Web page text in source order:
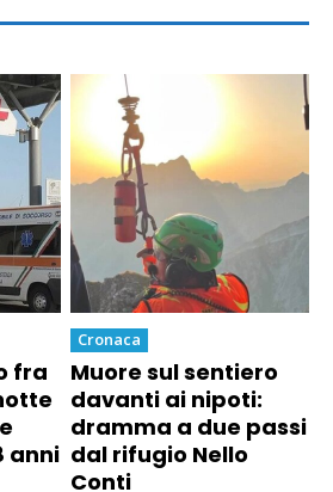
fra
anni
Cronaca
Muore sul sentiero
davanti ai nipoti:
dramma a due passi
dal rifugio Nello
Conti